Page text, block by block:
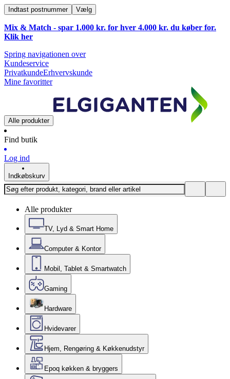
Indtast postnummer Vælg
Mix & Match - spar 1.000 kr. for hver 4.000 kr. du køber for.
Klik her
Spring navigationen over
Kundeservice
PrivatkundeErhvervskunde
Mine favoritter
Alle produkter
Find butik
Log ind
Indkøbskurv
Alle produkter
TV, Lyd & Smart Home
Computer & Kontor
Mobil, Tablet & Smartwatch
Gaming
Hardware
Hvidevarer
Hjem, Rengøring & Køkkenudstyr
Epoq køkken & bryggers